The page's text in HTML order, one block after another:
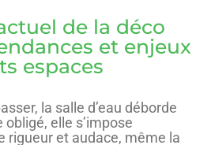
de la déco
et enjeux
espaces
la salle d’eau déborde
elle s’impose
rigueur et audace, même la